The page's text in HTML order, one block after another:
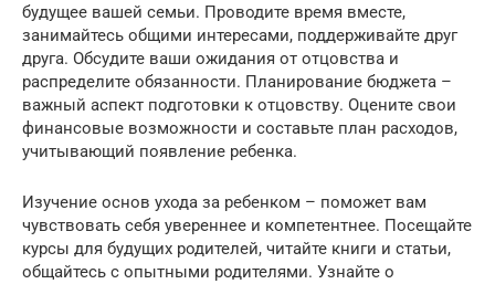
будущее вашей семьи. Проводите время вместе,
занимайтесь общими интересами, поддерживайте друг
друга. Обсудите ваши ожидания от отцовства и
распределите обязанности. Планирование бюджета –
важный аспект подготовки к отцовству. Оцените свои
финансовые возможности и составьте план расходов,
учитывающий появление ребенка.
Изучение основ ухода за ребенком – поможет вам
чувствовать себя увереннее и компетентнее. Посещайте
курсы для будущих родителей, читайте книги и статьи,
общайтесь с опытными родителями. Узнайте о